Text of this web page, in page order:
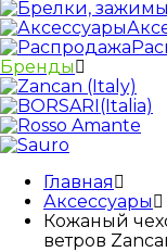
Бренды
Главная
Аксессуары
Кожаный
ветров